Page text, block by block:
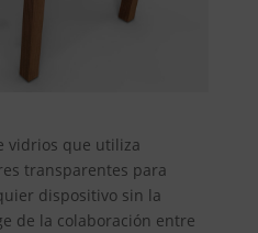
vidrios que utiliza
transparentes para
dispositivo sin la
de la colaboración entre